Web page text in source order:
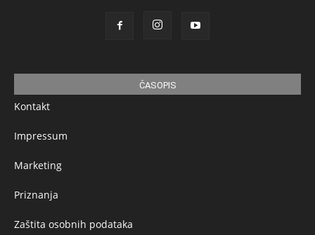
ČASOPIS
Kontakt
Impressum
Marketing
Priznanja
Zaštita osobnih podataka